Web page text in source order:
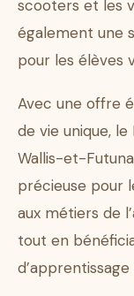
scooters et les
également une
pour les élèves
Avec une offre
de vie unique,
Wallis-et-
précieuse pour
aux métiers de
tout en